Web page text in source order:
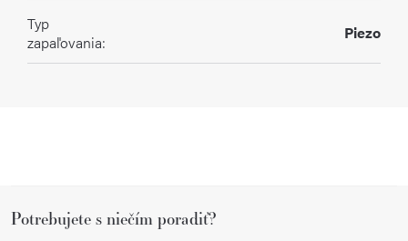
Typ
zapaľovania: Piezo
Potrebujete s niečím poradiť?